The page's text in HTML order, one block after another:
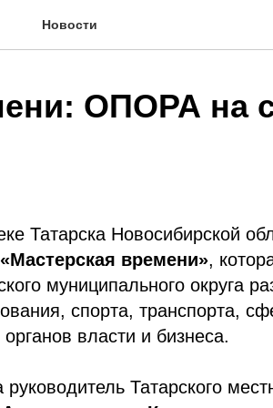
Новости
ОПОРА на
Татарска Новосибирской
времени»,
муниципального округа
спорта, транспорта,
власти и бизнеса.
Татарского